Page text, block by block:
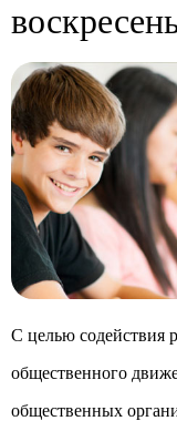
С целью содействия
общественного
общественных